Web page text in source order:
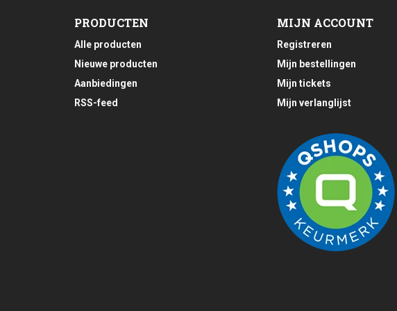
PRODUCTEN
Alle producten
Nieuwe producten
Aanbiedingen
RSS-feed
MIJN ACCOUNT
Registreren
Mijn bestellingen
Mijn tickets
Mijn verlanglijst